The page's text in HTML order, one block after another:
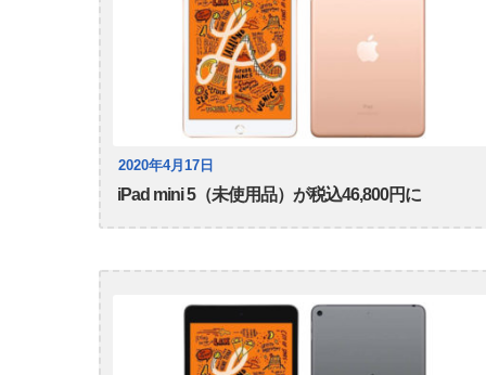
2020年4月17日
iPad mini 5（未使用品）が税込46,800円に